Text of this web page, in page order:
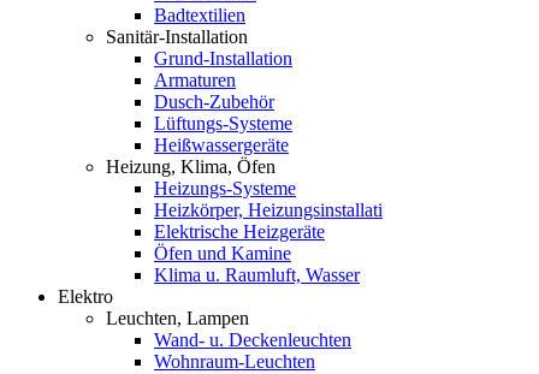
Badtextilien
Sanitär-Installation
Grund-Installation
Armaturen
Dusch-Zubehör
Lüftungs-Systeme
Heißwassergeräte
Heizung, Klima, Öfen
Heizungs-Systeme
Heizkörper, Heizungsinstallati
Elektrische Heizgeräte
Öfen und Kamine
Klima u. Raumluft, Wasser
Elektro
Leuchten, Lampen
Wand- u. Deckenleuchten
Wohnraum-Leuchten